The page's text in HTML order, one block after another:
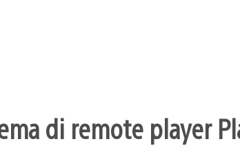
di remote player